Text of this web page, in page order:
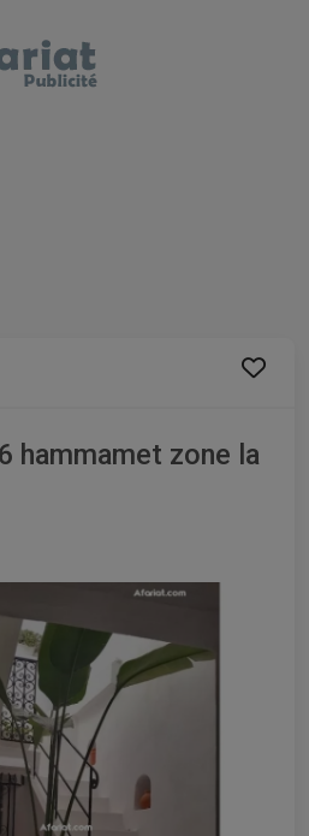
hammamet zone la